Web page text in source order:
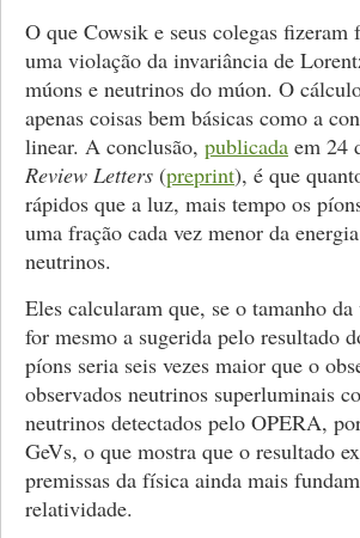
O que Cowsik e seus colegas
uma violação da invariância de
múons e neutrinos do múon. O
apenas coisas bem básicas como a
linear. A conclusão, publicada em 24
Review Letters (preprint), é que
rápidos que a luz, mais tempo os
uma fração cada vez menor da
neutrinos.
Eles calcularam que, se o tamanho
for mesmo a sugerida pelo resultado
píons seria seis vezes maior que o
observados neutrinos superluminais
neutrinos detectados pelo OPERA,
GeVs, o que mostra que o resultado
premissas da física ainda mais
relatividade.